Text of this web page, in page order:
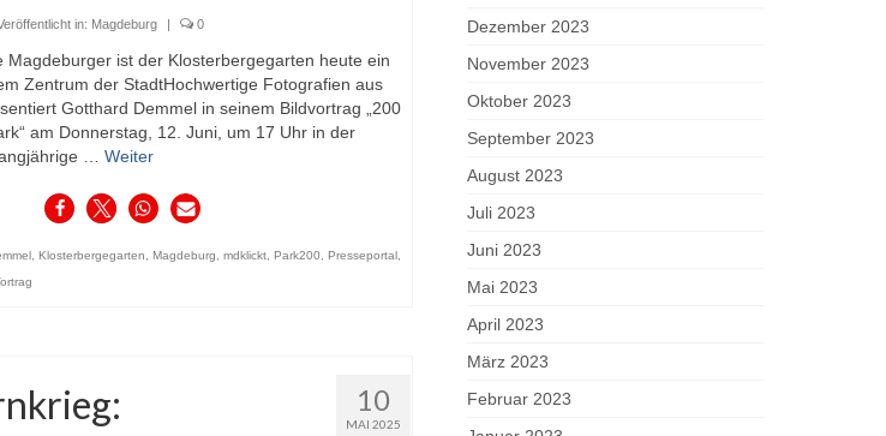
in: Magdeburg | 0
Magdeburger ist der Klosterbergegarten heute ein
Zentrum der StadtHochwertige Fotografien aus
Gotthard Demmel in seinem Bildvortrag „200
am Donnerstag, 12. Juni, um 17 Uhr in der
… Weiter
, Klosterbergegarten Magdeburg mdklickt, Park200 Presseportal,
10
MAI 2025
Dezember 2023
November 2023
Oktober 2023
September 2023
August 2023
Juli 2023
Juni 2023
Mai 2023
April 2023
März 2023
Februar 2023